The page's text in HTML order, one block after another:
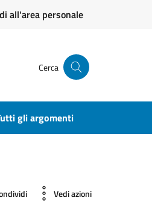
all'area personale
Cerca
gli argomenti
Vedi azioni